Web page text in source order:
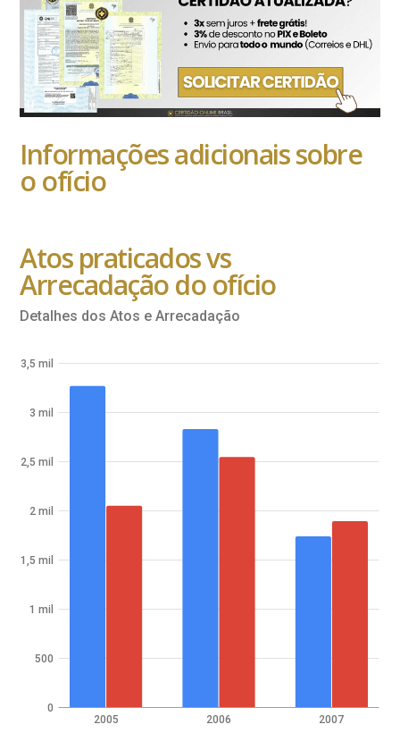
Informações adicionais sobre
o ofício
Atos praticados vs
Arrecadação do ofício
Detalhes dos Atos e Arrecadação
2005 2006 2007
0
500
1 mil
1,5 mil
2 mil
2,5 mil
3 mil
3,5 mil